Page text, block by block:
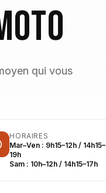
qui vous
HORAIRES
Mar–Ven : 9h15–12h / 14h15–
19h
Sam : 10h–12h / 14h15–17h